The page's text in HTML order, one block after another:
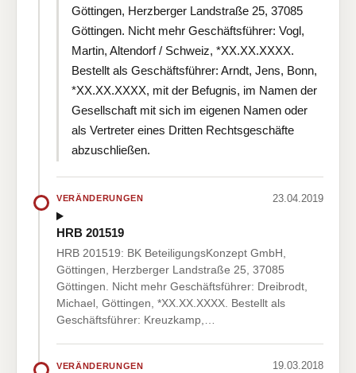
Göttingen, Herzberger Landstraße 25, 37085
Göttingen. Nicht mehr Geschäftsführer: Vogl,
Martin, Altendorf / Schweiz, *XX.XX.XXXX.
Bestellt als Geschäftsführer: Arndt, Jens, Bonn,
*XX.XX.XXXX, mit der Befugnis, im Namen der
Gesellschaft mit sich im eigenen Namen oder
als Vertreter eines Dritten Rechtsgeschäfte
abzuschließen.
VERÄNDERUNGEN 23.04.2019
HRB 201519
HRB 201519: BK BeteiligungsKonzept GmbH,
Göttingen, Herzberger Landstraße 25, 37085
Göttingen. Nicht mehr Geschäftsführer: Dreibrodt,
Michael, Göttingen, *XX.XX.XXXX. Bestellt als
Geschäftsführer: Kreuzkamp,…
VERÄNDERUNGEN 19.03.2018